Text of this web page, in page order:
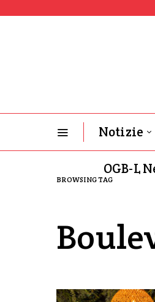
Notizie
OGB-L
BROWSING TAG